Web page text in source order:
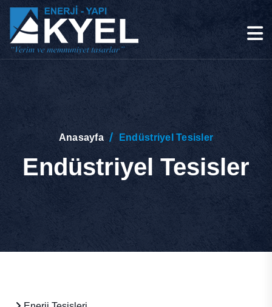
Anasayfa Endüstriyel Tesisler
Endüstriyel Tesisler